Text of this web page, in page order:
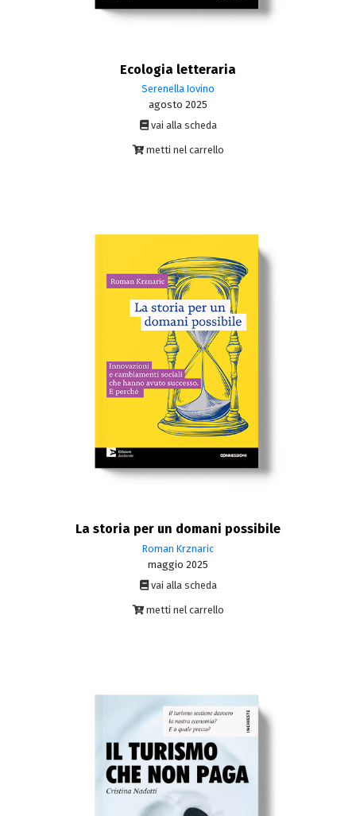
Ecologia letteraria
Serenella Iovino
agosto 2025
vai alla scheda
metti nel carrello
La storia per un domani possibile
Roman Krznaric
maggio 2025
vai alla scheda
metti nel carrello